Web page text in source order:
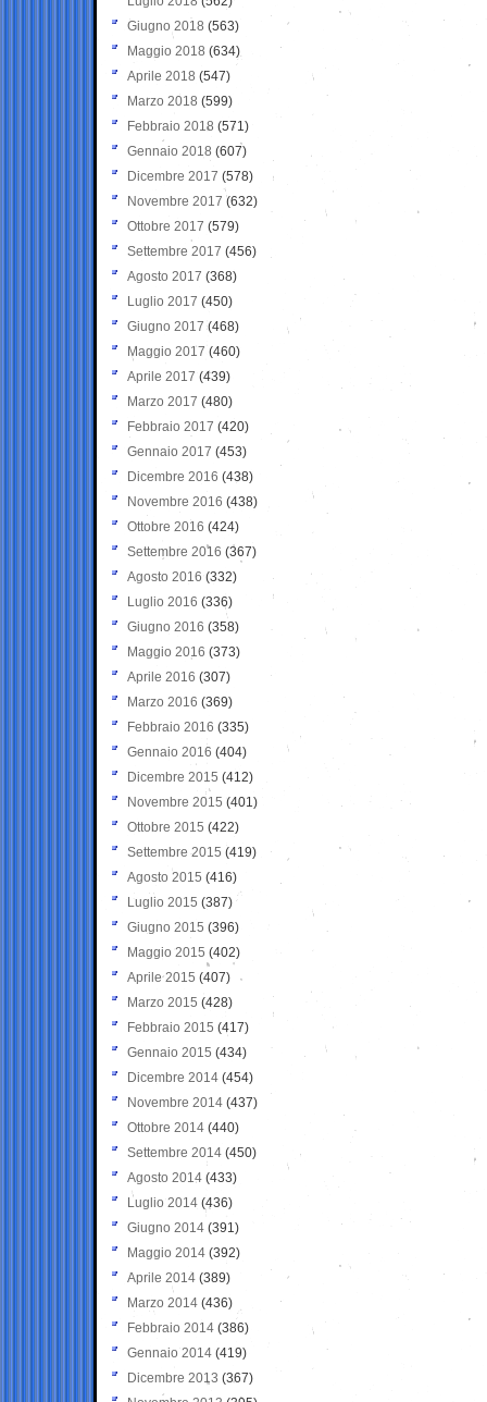
Giugno 2018 (563)
Maggio 2018 (634)
Aprile 2018 (547)
Marzo 2018 (599)
Febbraio 2018 (571)
Gennaio 2018 (607)
Dicembre 2017 (578)
Novembre 2017 (632)
Ottobre 2017 (579)
Settembre 2017 (456)
Agosto 2017 (368)
Luglio 2017 (450)
Giugno 2017 (468)
Maggio 2017 (460)
Aprile 2017 (439)
Marzo 2017 (480)
Febbraio 2017 (420)
Gennaio 2017 (453)
Dicembre 2016 (438)
Novembre 2016 (438)
Ottobre 2016 (424)
Settembre 2016 (367)
Agosto 2016 (332)
Luglio 2016 (336)
Giugno 2016 (358)
Maggio 2016 (373)
Aprile 2016 (307)
Marzo 2016 (369)
Febbraio 2016 (335)
Gennaio 2016 (404)
Dicembre 2015 (412)
Novembre 2015 (401)
Ottobre 2015 (422)
Settembre 2015 (419)
Agosto 2015 (416)
Luglio 2015 (387)
Giugno 2015 (396)
Maggio 2015 (402)
Aprile 2015 (407)
Marzo 2015 (428)
Febbraio 2015 (417)
Gennaio 2015 (434)
Dicembre 2014 (454)
Novembre 2014 (437)
Ottobre 2014 (440)
Settembre 2014 (450)
Agosto 2014 (433)
Luglio 2014 (436)
Giugno 2014 (391)
Maggio 2014 (392)
Aprile 2014 (389)
Marzo 2014 (436)
Febbraio 2014 (386)
Gennaio 2014 (419)
Dicembre 2013 (367)